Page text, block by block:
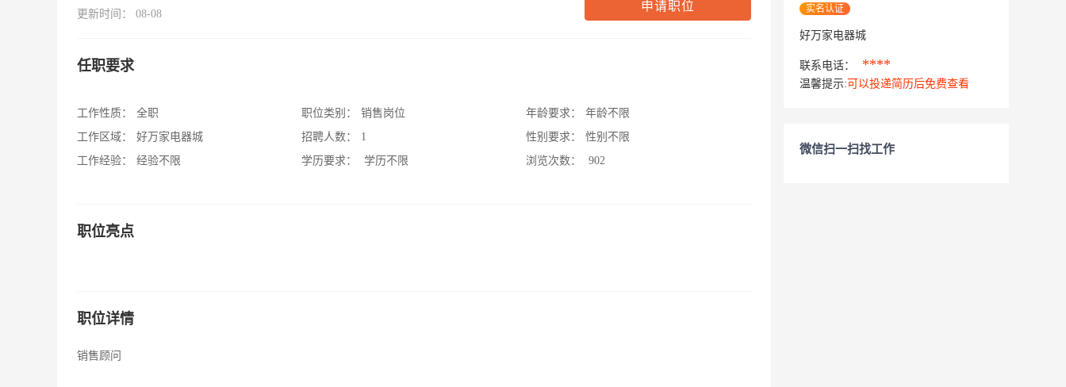
更新时间： 08-08
申请职位
任职要求
工作性质：
全职
工作区域：
好万家电器城
工作经验：
经验不限
职位类别：
销售岗位
招聘人数：
1
学历要求：
学历不限
年龄要求：
年龄不限
性别要求：
性别不限
浏览次数：
902
职位亮点
职位详情
销售顾问
实名认证
好万家电器城
联系电话： ****
温馨提示: 可以投递简历后免费查看
微信扫一扫找工作